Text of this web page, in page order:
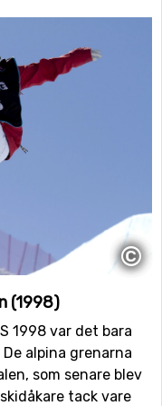
©
(1998)
1998 var det bara
alpina grenarna
som senare blev
tack vare